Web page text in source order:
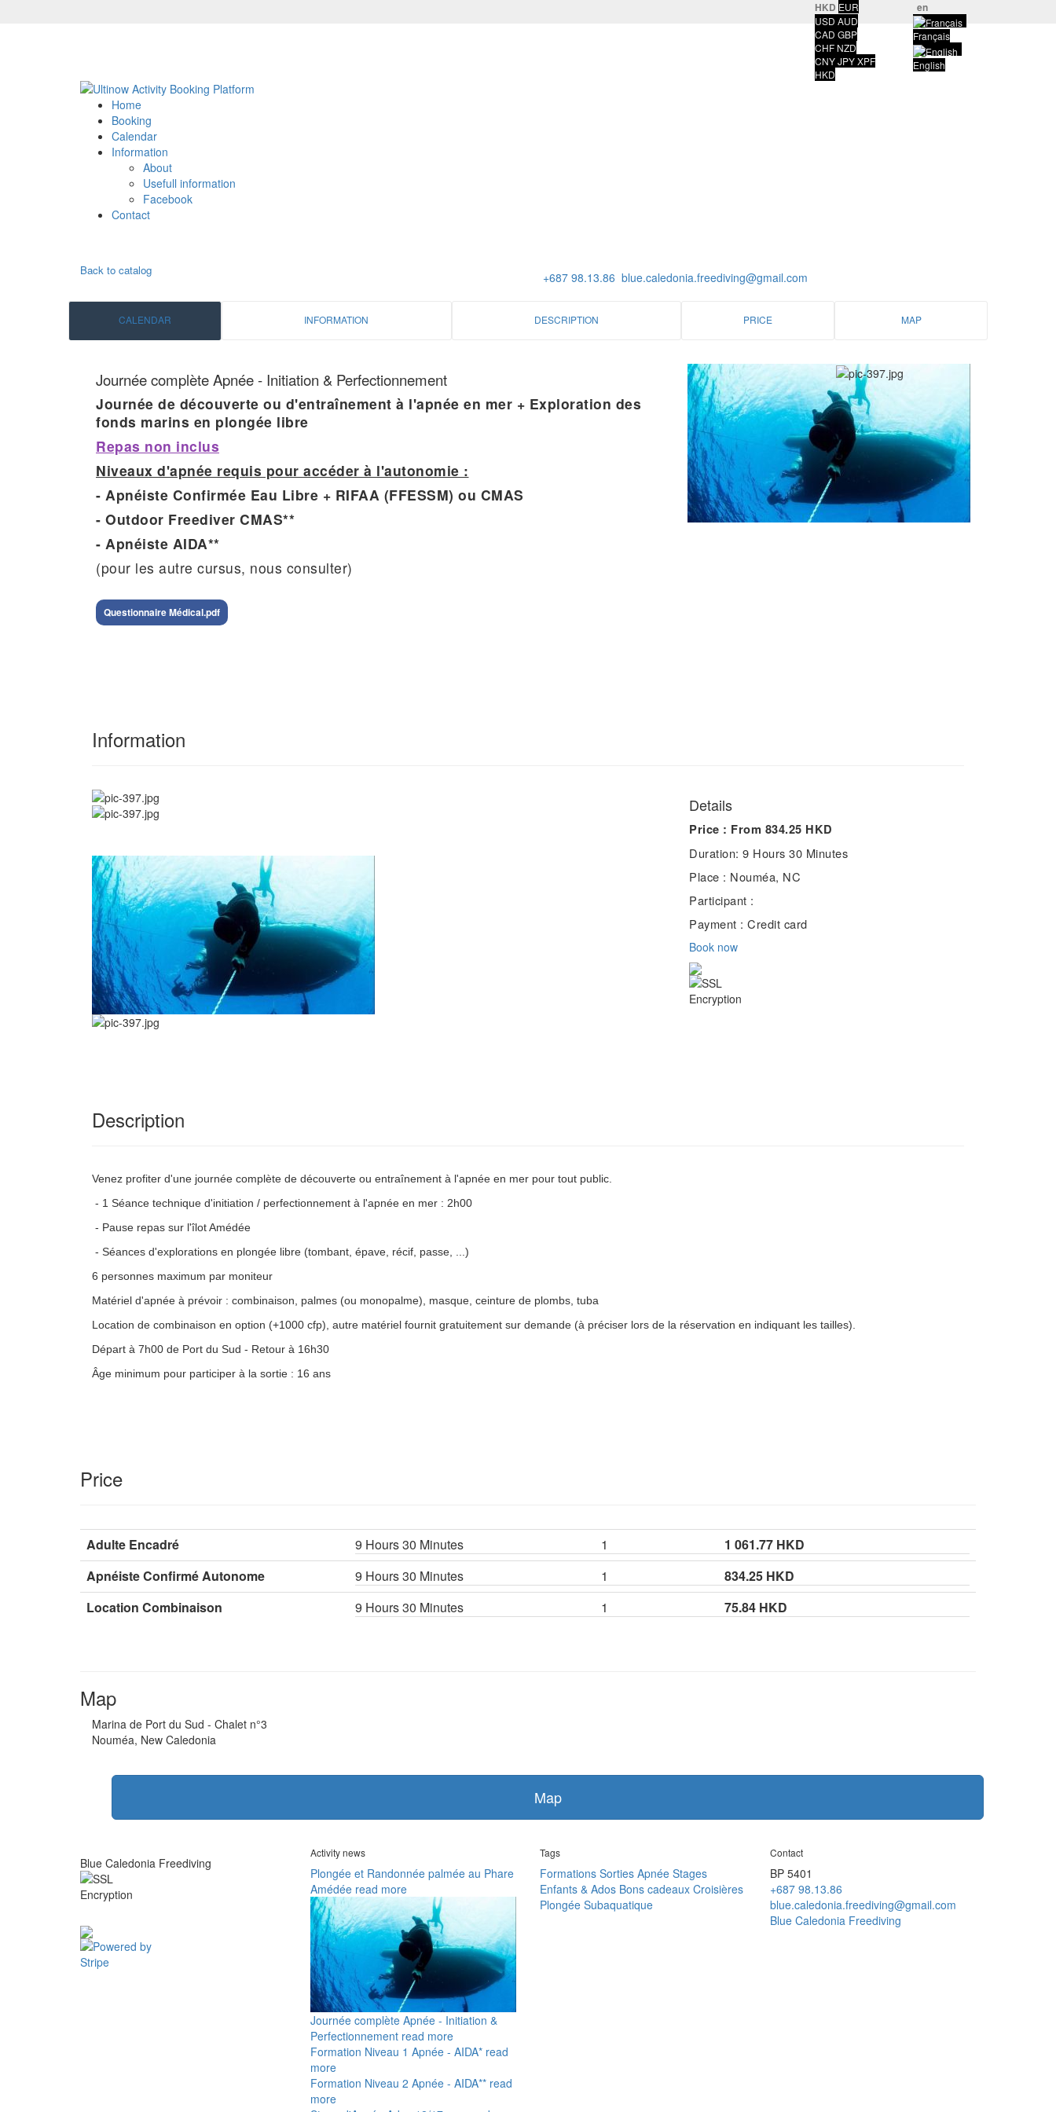
en
Français
English
HKD EUR
USD AUD
CAD GBP
CHF NZD
CNYJPYXPF
HKD
Home
Booking
Calendar
Information
About
Usefull information
Facebook
Contact
Back to catalog +687 98.13.86 blue.caledonia.freediving@gmail.com
CALENDAR INFORMATION DESCRIPTION PRICE MAP
Journée complète Apnée - Initiation & Perfectionnement
Journée de découverte ou d'entraînement à l'apnée en mer + Exploration des
fonds marins en plongée libre
Repas non inclus
Niveaux d'apnée requis pour accéder à l'autonomie :
- Apnéiste Confirmée Eau Libre + RIFAA (FFESSM) ou CMAS
- Outdoor Freediver CMAS**
- Apnéiste AIDA**
(pour les autre cursus, nous consulter)
Questionnaire Médical.pdf
Information
Details
Price : From 834.25 HKD
Duration: 9 Hours 30 Minutes
Place : Nouméa, NC
Participant :
Payment : Credit card
Book now
Description
Venez profiter d'une journée complète de découverte ou entraînement à l'apnée en mer pour tout public.
- 1 Séance technique d'initiation / perfectionnement à l'apnée en mer : 2h00
- Pause repas sur l'îlot Amédée
- Séances d'explorations en plongée libre (tombant, épave, récif, passe, ...)
6 personnes maximum par moniteur
Matériel d'apnée à prévoir : combinaison, palmes (ou monopalme), masque, ceinture de plombs, tuba
Location de combinaison en option (+1000 cfp), autre matériel fournit gratuitement sur demande (à préciser lors de la réservation en indiquant les tailles).
Départ à 7h00 de Port du Sud - Retour à 16h30
Âge minimum pour participer à la sortie : 16 ans
Price
Adulte Encadré 9 Hours 30 Minutes 1
1 061.77 HKD
Apnéiste Confirmé Autonome
9 Hours 30 Minutes 1
834.25 HKD
Location Combinaison
9 Hours 30 Minutes 1 75.84 HKD
Map
Marina de Port du Sud - Chalet n°3
Nouméa, New Caledonia
Map
Blue Caledonia Freediving
Activity news
Plongée et Randonnée palmée au Phare
Amédée read more
Journée complète Apnée - Initiation &
Perfectionnement read more
Formation Niveau 1 Apnée - AIDA* read
more
Formation Niveau 2 Apnée - AIDA** read
more
Tags
Formations Sorties Apnée Stages
Enfants & Ados Bons cadeaux Croisières
Plongée Subaquatique
Contact
BP 5401
+687 98.13.86
blue.caledonia.freediving@gmail.com
Blue Caledonia Freediving